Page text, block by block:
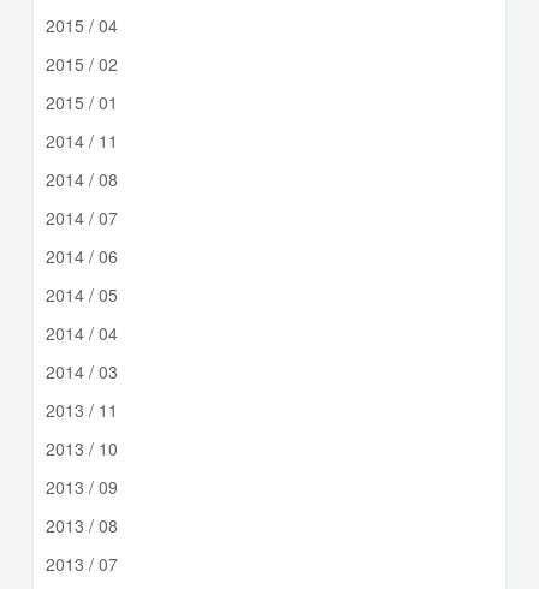
2015 / 04
2015 / 02
2015 / 01
2014 / 11
2014 / 08
2014 / 07
2014 / 06
2014 / 05
2014 / 04
2014 / 03
2013 / 11
2013 / 10
2013 / 09
2013 / 08
2013 / 07